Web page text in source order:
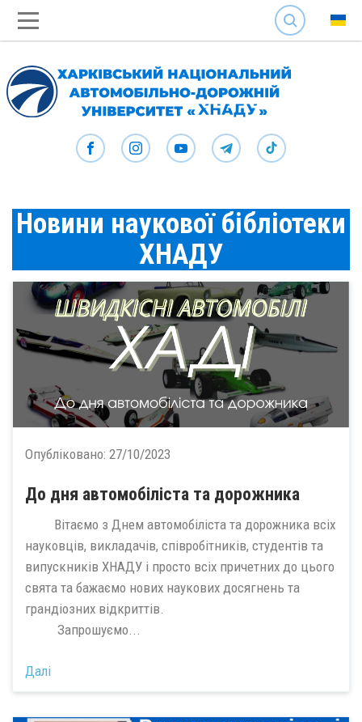
SEARCH
Новини наукової бібліотеки
ХНАДУ
Опубліковано: 27/10/2023
До дня автомобіліста та дорожника
Вітаємо з Днем автомобіліста та дорожника всіх
науковців, викладачів, співробітників, студентів та
випускників ХНАДУ і просто всіх причетних до цього
свята та бажаємо нових наукових досягнень та
грандіозних відкриттів.
Запрошуємо...
Далі